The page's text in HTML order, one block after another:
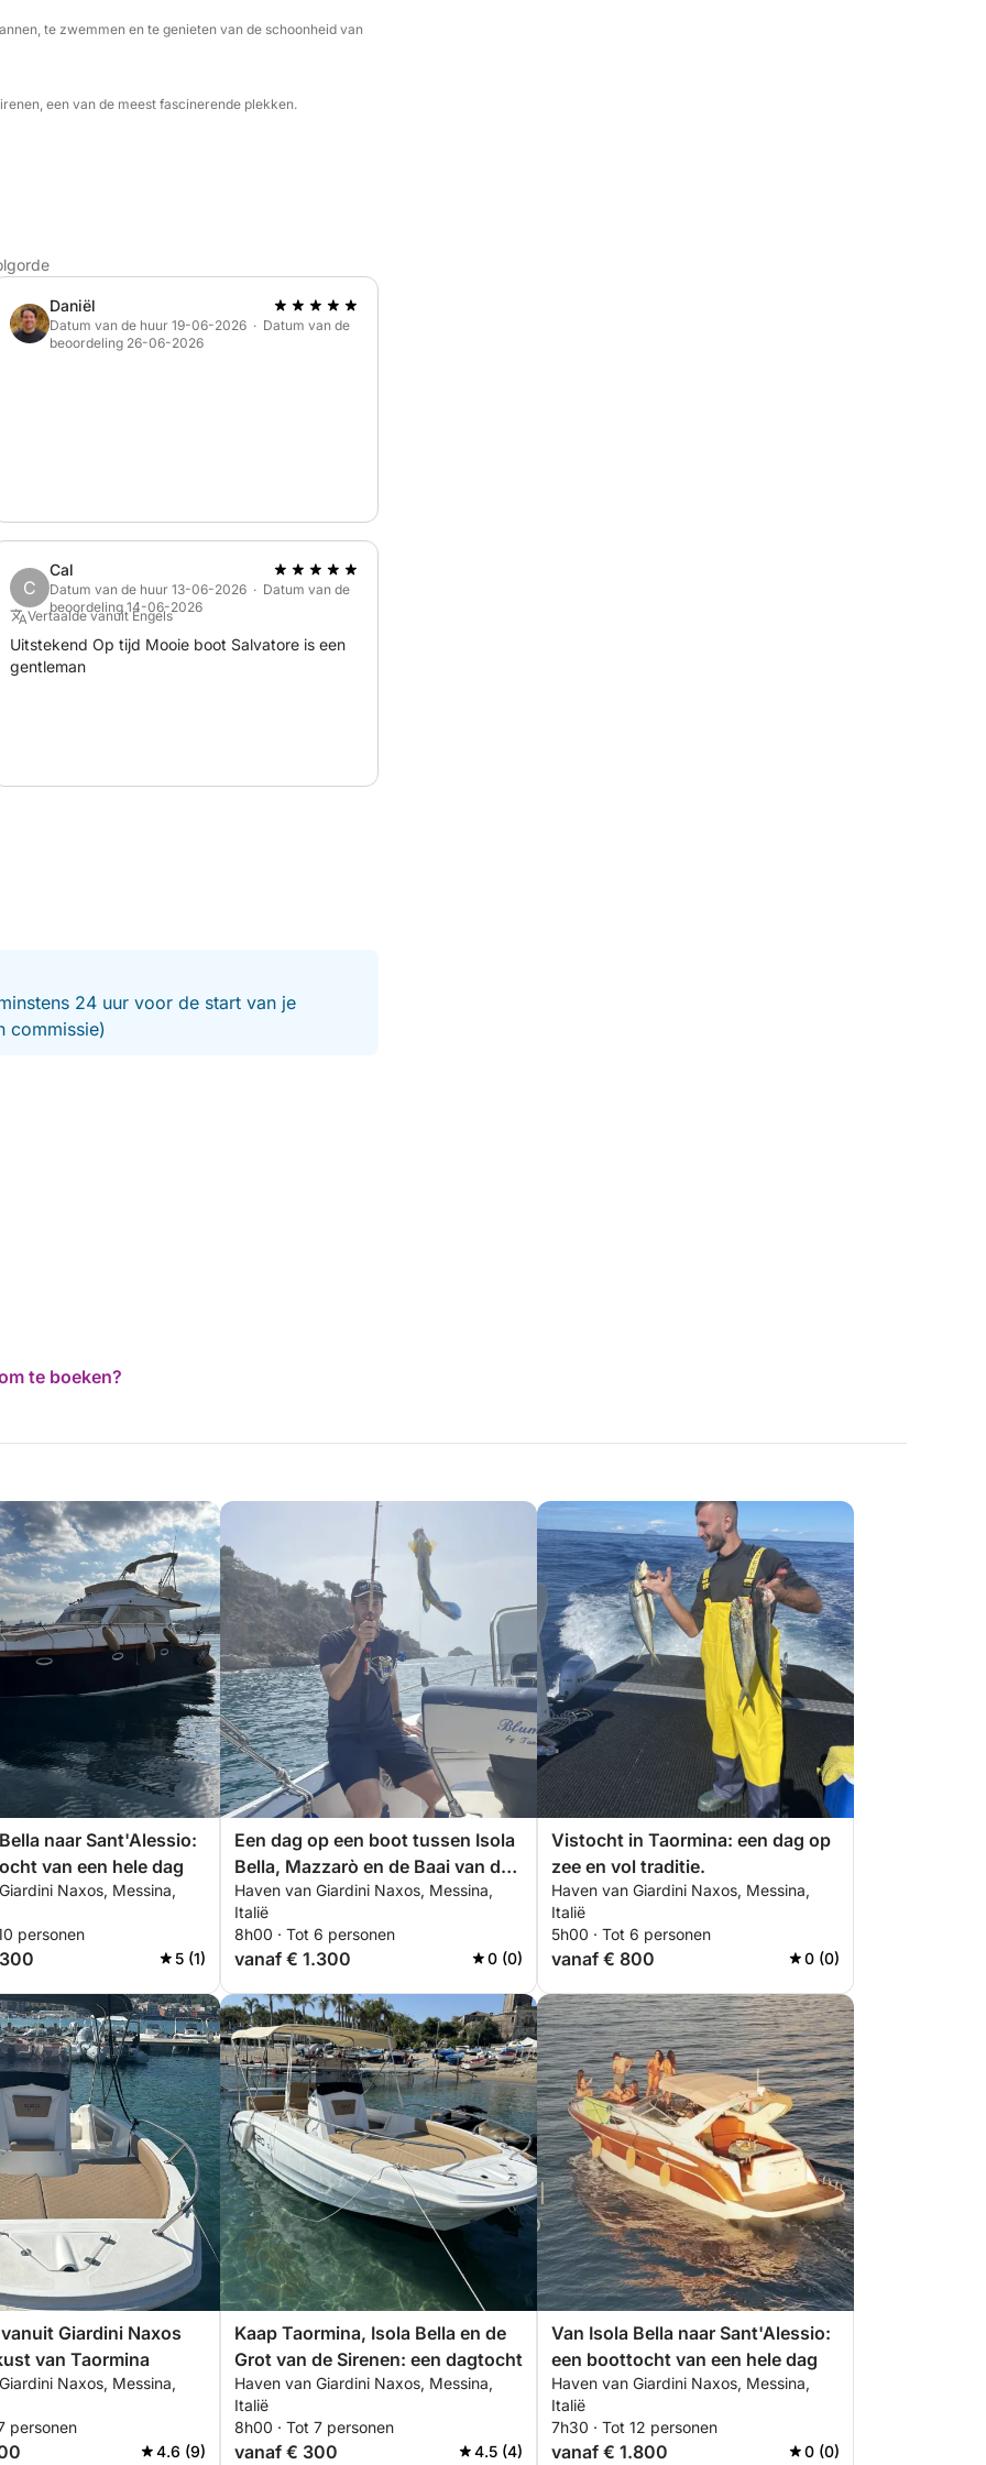
te zwemmen en te genieten van de schoonheid van
een van de meest fascinerende plekken.
Daniël
Datum van de huur 19-06-2026 · Datum van de
beoordeling 26-06-2026
C
Cal
Datum van de huur 13-06-2026 · Datum van de
beoordeling 14-06-2026
Vertaalde vanuit Engels
Uitstekend Op tijd Mooie boot Salvatore is een
gentleman
24 uur voor de start van je
commissie)
te boeken?
naar Sant'Alessio:
van een hele dag
Naxos, Messina,
personen
5 (1)
Een dag op een boot tussen Isola
Bella, Mazzarò en de Baai van de
Sirenen.
Haven van Giardini Naxos, Messina,
Italië
8h00 · Tot 6 personen
vanaf € 1.300 0 (0)
Vistocht in Taormina: een dag op
zee en vol traditie.
Haven van Giardini Naxos, Messina,
Italië
5h00 · Tot 6 personen
vanaf € 800 0 (0)
Giardini Naxos
van Taormina
Naxos, Messina,
personen
4.6 (9)
Kaap Taormina, Isola Bella en de
Grot van de Sirenen: een dagtocht
Haven van Giardini Naxos, Messina,
Italië
8h00 · Tot 7 personen
vanaf € 300 4.5 (4)
Van Isola Bella naar Sant'Alessio:
een boottocht van een hele dag
Haven van Giardini Naxos, Messina,
Italië
7h30 · Tot 12 personen
vanaf € 1.800 0 (0)